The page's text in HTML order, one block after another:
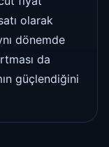
olarak
dönemde
da
güçlendiğini